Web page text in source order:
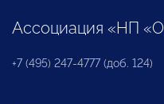
Ассоциация «НП
+7 (495) 247-4777 (доб. 124)